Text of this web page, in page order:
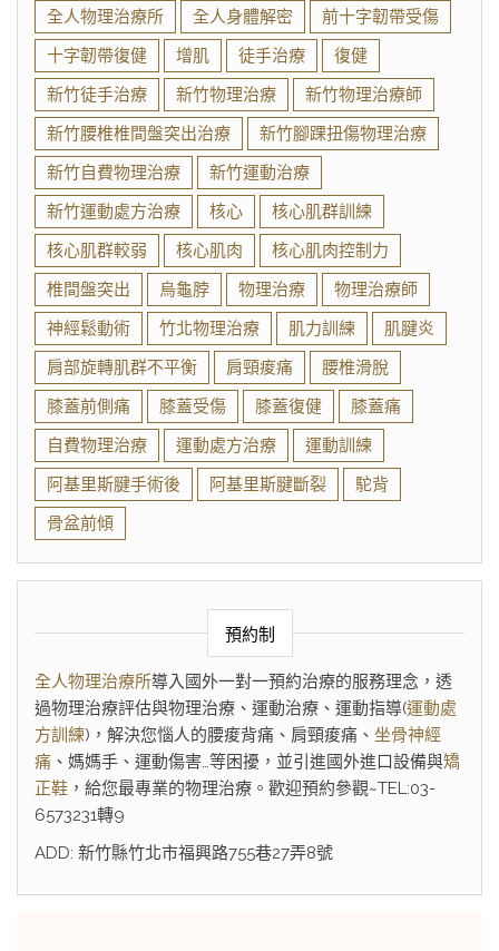
全人物理治療所 全人身體解密
前十字韌帶受傷
十字韌帶復健
增肌 徒手治療
復健
新竹徒手治療
新竹物理治療
新竹物理治療師
新竹腰椎椎間盤突出治療
新竹腳踝扭傷物理治療
新竹自費物理治療
新竹運動治療
新竹運動處方治療
核心
核心肌群訓練
核心肌群較弱
核心肌肉
核心肌肉控制力
椎間盤突出
烏龜脖 物理治療
物理治療師
神經鬆動術
竹北物理治療 肌力訓練
肌腱炎
肩部旋轉肌群不平衡
肩頸痠痛
腰椎滑脫
膝蓋前側痛
膝蓋受傷 膝蓋復健
膝蓋痛
自費物理治療
運動處方治療
運動訓練
阿基里斯腱手術後
阿基里斯腱斷裂
駝背
骨盆前傾
預約制
全人物理治療所導入國外一對一預約治療的服務理念，透
過物理治療評估與物理治療、運動治療、運動指導(運動處
方訓練)，解決您惱人的腰痠背痛、肩頸痠痛、 坐骨神經
痛 、媽媽手、運動傷害…等困擾，並引進國外進口設備與矯
正鞋 ，給您最專業的物理治療。歡迎預約參觀~TEL:03-
6573231轉9
ADD: 新竹縣竹北市福興路755巷27弄8號